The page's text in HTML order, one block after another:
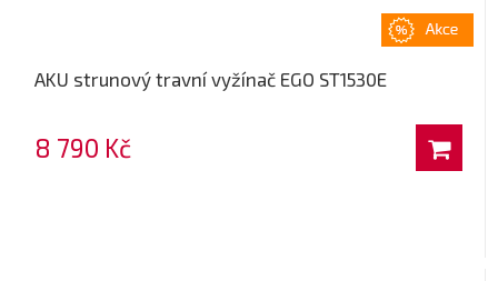
AKU strunový travní vyžínač EGO ST1530E
8 790 Kč